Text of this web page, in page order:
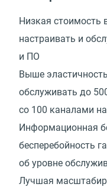
Низкая стоимость
настраивать и
и ПО
Выше
обслуживать до
со 100 каналами
Информационная
бесперебойность
об уровне
Лучшая